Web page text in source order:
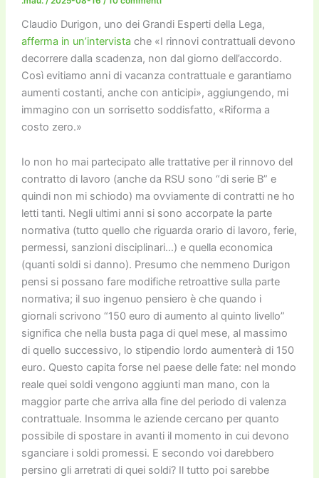
k
Claudio Durigon, uno dei Grandi Esperti della Lega,
afferma in un’intervista che «I rinnovi contrattuali devono
decorrere dalla scadenza, non dal giorno dell’accordo.
Così evitiamo anni di vacanza contrattuale e garantiamo
aumenti costanti, anche con anticipi», aggiungendo, mi
immagino con un sorrisetto soddisfatto, «Riforma a
costo zero.»
Io non ho mai partecipato alle trattative per il rinnovo del
contratto di lavoro (anche da RSU sono “di serie B” e
quindi non mi schiodo) ma ovviamente di contratti ne ho
letti tanti. Negli ultimi anni si sono accorpate la parte
normativa (tutto quello che riguarda orario di lavoro, ferie,
permessi, sanzioni disciplinari…) e quella economica
(quanti soldi si danno). Presumo che nemmeno Durigon
pensi si possano fare modifiche retroattive sulla parte
normativa; il suo ingenuo pensiero è che quando i
giornali scrivono “150 euro di aumento al quinto livello”
significa che nella busta paga di quel mese, al massimo
di quello successivo, lo stipendio lordo aumenterà di 150
euro. Questo capita forse nel paese delle fate: nel mondo
reale quei soldi vengono aggiunti man mano, con la
maggior parte che arriva alla fine del periodo di valenza
contrattuale. Insomma le aziende cercano per quanto
possibile di spostare in avanti il momento in cui devono
sganciare i soldi promessi. E secondo voi darebbero
persino gli arretrati di quei soldi? Il tutto poi sarebbe